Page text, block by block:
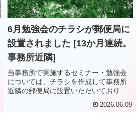
6月勉強会のチラシが郵便局に
設置されました [13か月連続。
事務所近隣]
当事務所で実施するセミナー・勉強会
については、チラシを作成して事務所
近隣の郵便局に設置いただいておりま
けて連続13か月にわたります（期間中
2026.06.09